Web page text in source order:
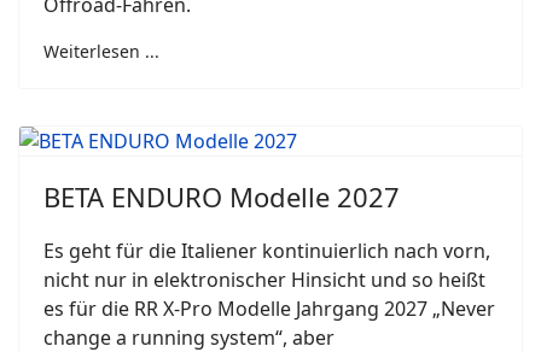
Weiterlesen ...
BETA ENDURO Modelle 2027
Es geht für die Italiener kontinuierlich nach vorn,
nicht nur in elektronischer Hinsicht und so heißt
es für die RR X-Pro Modelle Jahrgang 2027 „Never
change a running system“, aber